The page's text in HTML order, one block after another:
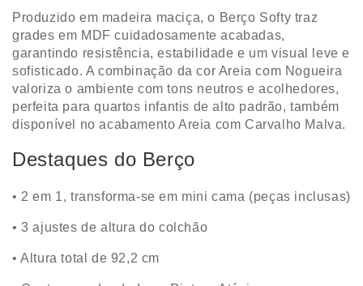
Produzido em madeira maciça, o Berço Softy traz
grades em MDF cuidadosamente acabadas,
garantindo resistência, estabilidade e um visual leve e
sofisticado. A combinação da cor Areia com Nogueira
valoriza o ambiente com tons neutros e acolhedores,
perfeita para quartos infantis de alto padrão, também
disponível no acabamento Areia com Carvalho Malva.
Destaques do Berço
• 2 em 1, transforma-se em mini cama (peças inclusas)
• 3 ajustes de altura do colchão
• Altura total de 92,2 cm